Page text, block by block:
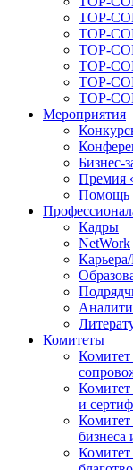
TOP-
TOP-
TOP-
TOP-
TOP-
TOP-
Мероприятия
Бизнес-
Премия
Помощь
Кадры
NetWork
Комитеты
Комитет
и
бизнеса